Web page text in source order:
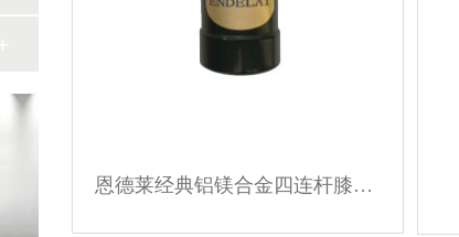
恩德莱经典铝镁合金四连杆膝关节